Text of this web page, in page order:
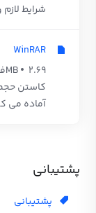
پشتیبانی
پشتیبانی
شرایط
WinRAR
2.69 MB
کاستن حجم
آماده می